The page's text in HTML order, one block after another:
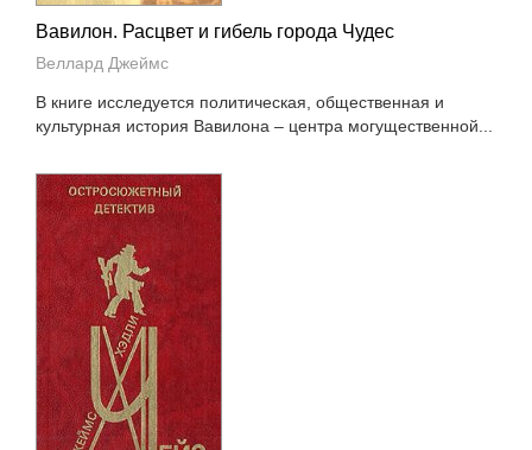
Вавилон. Расцвет и гибель города Чудес
Веллард Джеймс
В книге исследуется политическая, общественная и
культурная история Вавилона – центра могущественной...